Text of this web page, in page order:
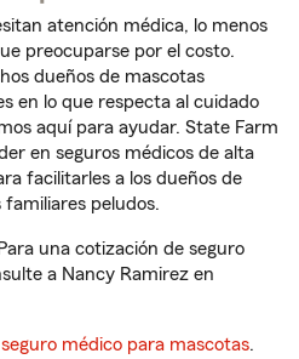
atención médica, lo menos
preocuparse por el costo.
dueños de mascotas
en lo que respecta al cuidado
aquí para ayudar. State Farm
en seguros médicos de alta
facilitarles a los dueños de
peludos.
una cotización de seguro
a Nancy Ramirez en
médico para mascotas.